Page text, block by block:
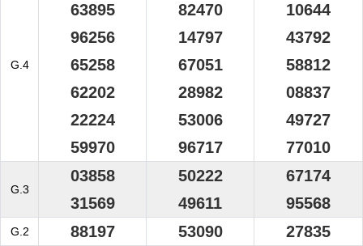
G.4
63895
96256
65258
62202
22224
59970
82470
14797
67051
28982
53006
96717
10644
43792
58812
08837
49727
77010
G.3
03858
31569
50222
49611
67174
95568
G.2 88197 53090 27835